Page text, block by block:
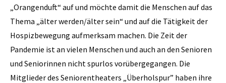
„Orangenduft“ auf und möchte damit die Menschen auf das
Thema „älter werden/älter sein“ und auf die Tätigkeit der
Hospizbewegung aufmerksam machen. Die Zeit der
Pandemie ist an vielen Menschen und auch an den Senioren
und Seniorinnen nicht spurlos vorübergegangen. Die
Mitglieder des Seniorentheaters „Überholspur” haben ihre